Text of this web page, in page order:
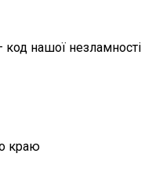
нашої незламності
краю